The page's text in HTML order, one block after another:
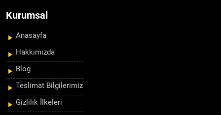
Kurumsal
Anasayfa
Hakkımızda
Blog
Teslimat Bilgilerimiz
Gizlilik İlkeleri